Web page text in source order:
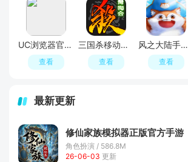
UC浏览器官方正版
查看
三国杀移动版官方正版
查看
风之大陆手游官方正版
查看
最新更新
修仙家族模拟器正版官方手游
角色扮演 / 586.8M
26-06-03 更新